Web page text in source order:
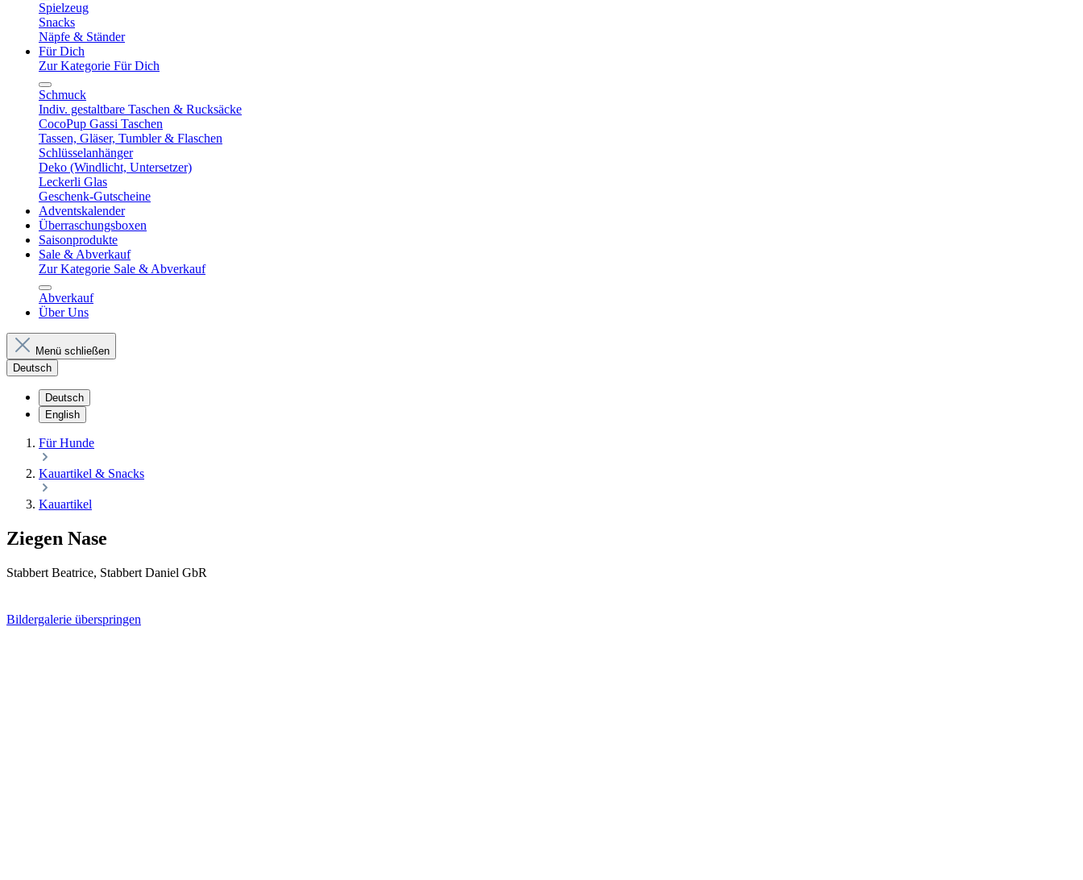
Spielzeug
Snacks
Näpfe & Ständer
Für Dich
Zur Kategorie Für Dich
Schmuck
Indiv. gestaltbare Taschen & Rucksäcke
CocoPup Gassi Taschen
Tassen, Gläser, Tumbler & Flaschen
Schlüsselanhänger
Deko (Windlicht, Untersetzer)
Leckerli Glas
Geschenk-Gutscheine
Adventskalender
Überraschungsboxen
Saisonprodukte
Sale & Abverkauf
Zur Kategorie Sale & Abverkauf
Abverkauf
Über Uns
Menü schließen
Deutsch
Deutsch
English
Für Hunde
Kauartikel & Snacks
Kauartikel
Ziegen Nase
Stabbert Beatrice, Stabbert Daniel GbR
Bildergalerie überspringen